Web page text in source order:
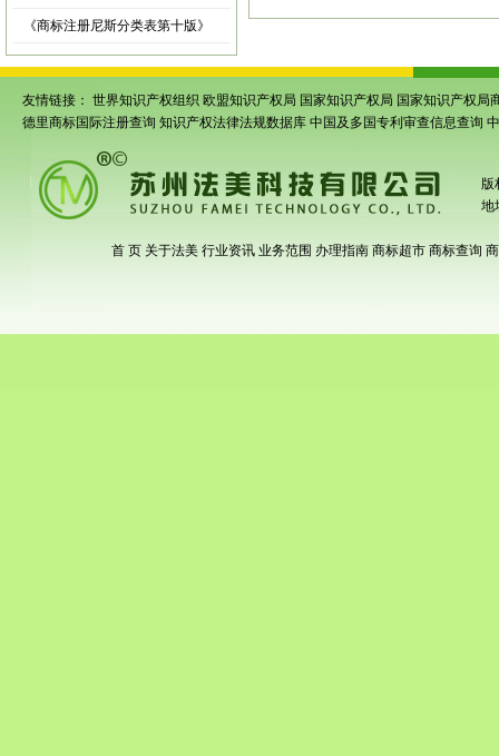
《商标注册尼斯分类表第十版》
友情链接： 世界知识产权组织 欧盟知识产权局 国家知识产权局 国家知识产权局
德里商标国际注册查询 知识产权法律法规数据库 中国及多国专利审查信息查询
版
地
首 页 关于法美 行业资讯 业务范围 办理指南 商标超市 商标查询